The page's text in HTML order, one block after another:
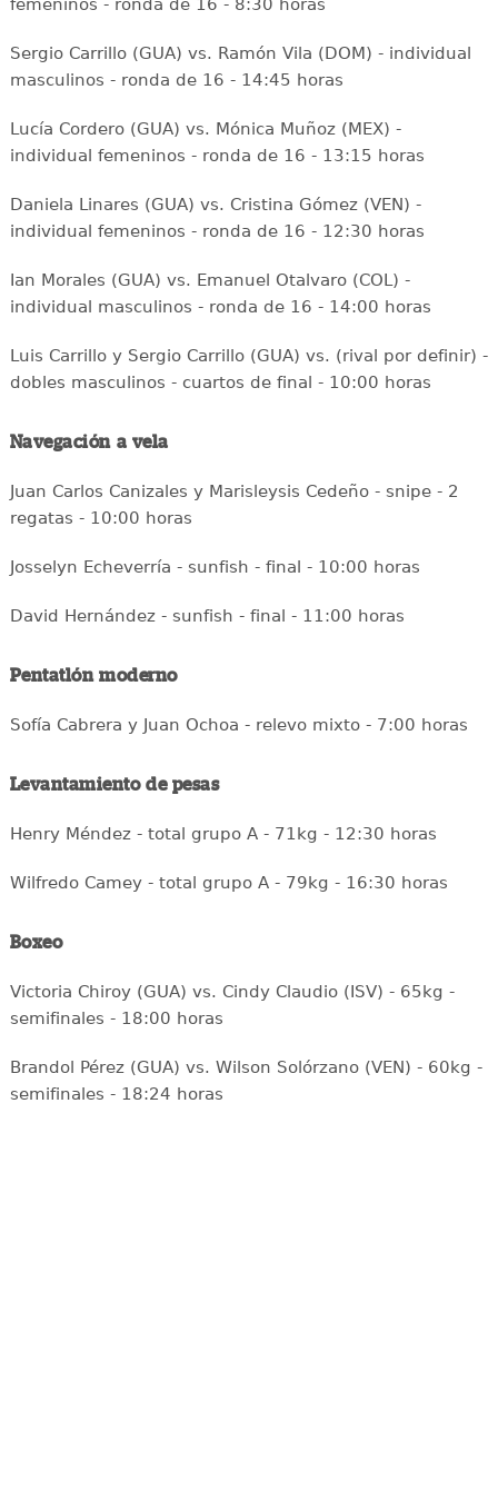
femeninos - ronda de 16 - 8:30 horas
Sergio Carrillo (GUA) vs. Ramón Vila (DOM) - individual
masculinos - ronda de 16 - 14:45 horas
Lucía Cordero (GUA) vs. Mónica Muñoz (MEX) -
individual femeninos - ronda de 16 - 13:15 horas
Daniela Linares (GUA) vs. Cristina Gómez (VEN) -
individual femeninos - ronda de 16 - 12:30 horas
Ian Morales (GUA) vs. Emanuel Otalvaro (COL) -
individual masculinos - ronda de 16 - 14:00 horas
Luis Carrillo y Sergio Carrillo (GUA) vs. (rival por definir) -
dobles masculinos - cuartos de final - 10:00 horas
Navegación a vela
Juan Carlos Canizales y Marisleysis Cedeño - snipe - 2
regatas - 10:00 horas
Josselyn Echeverría - sunfish - final - 10:00 horas
David Hernández - sunfish - final - 11:00 horas
Pentatlón moderno
Sofía Cabrera y Juan Ochoa - relevo mixto - 7:00 horas
Levantamiento de pesas
Henry Méndez - total grupo A - 71kg - 12:30 horas
Wilfredo Camey - total grupo A - 79kg - 16:30 horas
Boxeo
Victoria Chiroy (GUA) vs. Cindy Claudio (ISV) - 65kg -
semifinales - 18:00 horas
Brandol Pérez (GUA) vs. Wilson Solórzano (VEN) - 60kg -
semifinales - 18:24 horas